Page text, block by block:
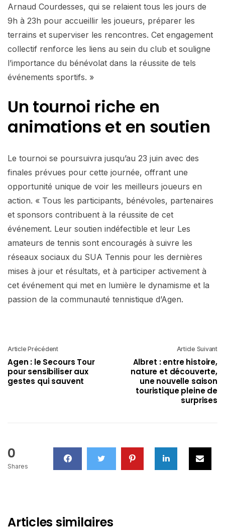
Arnaud Courdesses, qui se relaient tous les jours de
9h à 23h pour accueillir les joueurs, préparer les
terrains et superviser les rencontres. Cet engagement
collectif renforce les liens au sein du club et souligne
l’importance du bénévolat dans la réussite de tels
événements sportifs. »
Un tournoi riche en
animations et en soutien
Le tournoi se poursuivra jusqu’au 23 juin avec des
finales prévues pour cette journée, offrant une
opportunité unique de voir les meilleurs joueurs en
action. « Tous les participants, bénévoles, partenaires
et sponsors contribuent à la réussite de cet
événement. Leur soutien indéfectible et leur Les
amateurs de tennis sont encouragés à suivre les
réseaux sociaux du SUA Tennis pour les dernières
mises à jour et résultats, et à participer activement à
cet événement qui met en lumière le dynamisme et la
passion de la communauté tennistique d’Agen.
Article Précédent
Agen : le Secours Tour
pour sensibiliser aux
gestes qui sauvent
Article Suivant
Albret : entre histoire,
nature et découverte,
une nouvelle saison
touristique pleine de
surprises
0
Shares
Articles similaires